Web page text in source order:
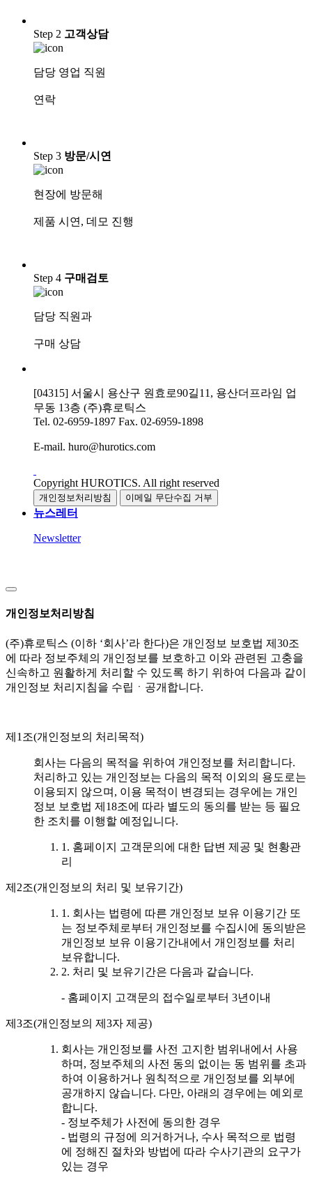
Step 2 고객상담
담당 영업 직원
연락
Step 3 방문/시연
현장에 방문해
제품 시연, 데모 진행
Step 4 구매검토
담당 직원과
구매 상담
[04315] 서울시 용산구 원효로90길11, 용산더프라임 업
무동 13층 (주)휴로틱스
Tel. 02-6959-1897 Fax. 02-6959-1898
E-mail. huro@hurotics.com
Copyright HUROTICS. All right reserved
개인정보처리방침 이메일 무단수집 거부
뉴스레터
Newsletter
개인정보처리방침
(주)휴로틱스 (이하 ‘회사’라 한다)은 개인정보 보호법 제30조
에 따라 정보주체의 개인정보를 보호하고 이와 관련된 고충을
신속하고 원활하게 처리할 수 있도록 하기 위하여 다음과 같이
개인정보 처리지침을 수립ㆍ공개합니다.
제1조(개인정보의 처리목적)
회사는 다음의 목적을 위하여 개인정보를 처리합니다.
처리하고 있는 개인정보는 다음의 목적 이외의 용도로는
이용되지 않으며, 이용 목적이 변경되는 경우에는 개인
정보 보호법 제18조에 따라 별도의 동의를 받는 등 필요
한 조치를 이행할 예정입니다.
1. 홈페이지 고객문의에 대한 답변 제공 및 현황관
리
제2조(개인정보의 처리 및 보유기간)
1. 회사는 법령에 따른 개인정보 보유 이용기간 또
는 정보주체로부터 개인정보를 수집시에 동의받은
개인정보 보유 이용기간내에서 개인정보를 처리
보유합니다.
2. 처리 및 보유기간은 다음과 같습니다.
- 홈페이지 고객문의 접수일로부터 3년이내
제3조(개인정보의 제3자 제공)
회사는 개인정보를 사전 고지한 범위내에서 사용
하며, 정보주체의 사전 동의 없이는 동 범위를 초과
하여 이용하거나 원칙적으로 개인정보를 외부에
공개하지 않습니다. 다만, 아래의 경우에는 예외로
합니다.
- 정보주체가 사전에 동의한 경우
- 법령의 규정에 의거하거나, 수사 목적으로 법령
에 정해진 절차와 방법에 따라 수사기관의 요구가
있는 경우